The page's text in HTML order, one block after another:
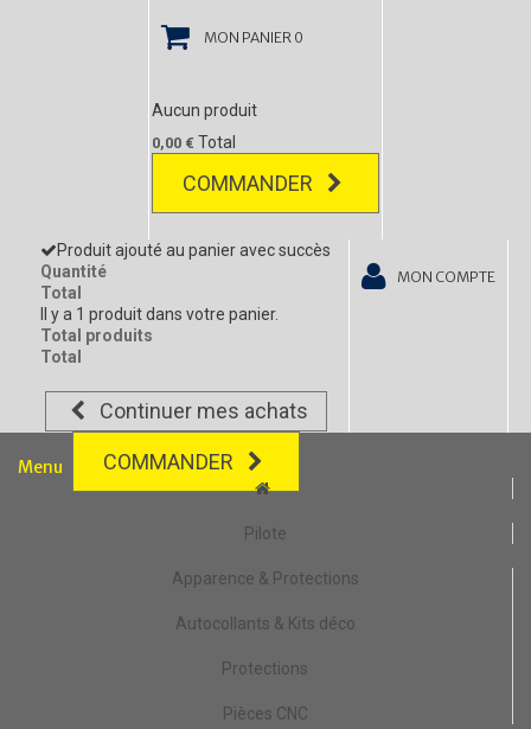
MON PANIER 0
Aucun produit
0,00 € Total
COMMANDER
Produit ajouté au panier avec succès
Quantité
Total
Il y a 1 produit dans votre panier.
Total produits
Total
Continuer mes achats
COMMANDER
MON COMPTE
Menu
Pilote
Apparence & Protections
Autocollants & Kits déco
Protections
Pièces CNC